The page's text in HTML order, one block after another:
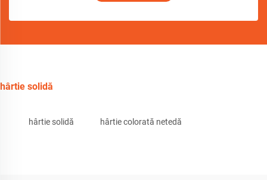
hârtie solidă
hârtie solidă hârtie colorată netedă